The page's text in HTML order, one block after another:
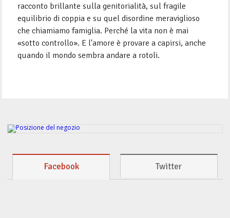
racconto brillante sulla genitorialità, sul fragile
equilibrio di coppia e su quel disordine meraviglioso
che chiamiamo famiglia. Perché la vita non è mai
«sotto controllo». E l'amore è provare a capirsi, anche
quando il mondo sembra andare a rotoli.
Facebook Twitter